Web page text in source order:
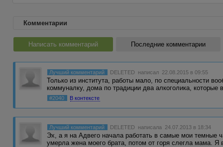
Комментарии
Написать комментарий Последние комментарии
Лучший комментарий DELETED написал 22.08.2015 в 09:55
Только из института, работы мало, по специальности
коммуналку, дома по традиции два алкоголика, которые
#2040 В контексте
Лучший комментарий DELETED написала 24.07.2013 в 18:34
Эх, а я на Адвего начала работать в самые мои темные
умерла жена моего брата, потом от горя слегла мама. Я